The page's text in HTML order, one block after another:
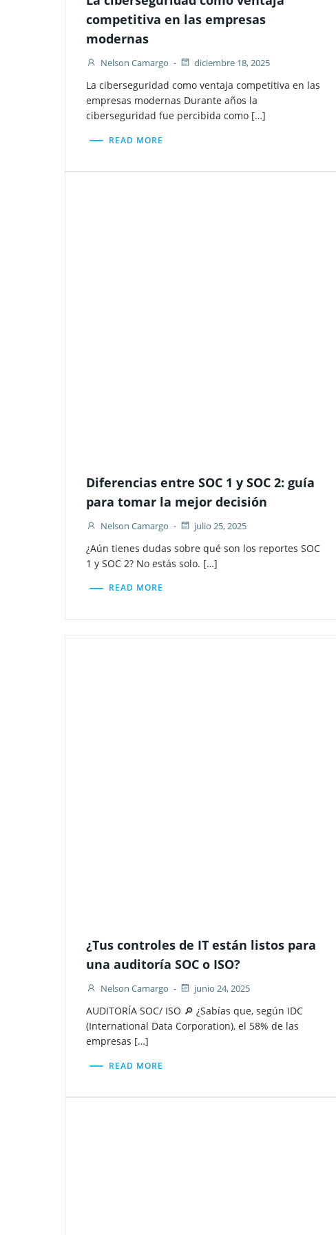
competitiva en las empresas
modernas
Nelson Camargo - diciembre 18, 2025
La ciberseguridad como ventaja competitiva en las
empresas modernas Durante años la
ciberseguridad fue percibida como […]
READ MORE
Diferencias entre SOC 1 y SOC 2: guía
para tomar la mejor decisión
Nelson Camargo - julio 25, 2025
¿Aún tienes dudas sobre qué son los reportes SOC
1 y SOC 2? No estás solo. […]
READ MORE
¿Tus controles de IT están listos para
una auditoría SOC o ISO?
Nelson Camargo - junio 24, 2025
AUDITORÍA SOC/ ISO 🔎 ¿Sabías que, según IDC
(International Data Corporation), el 58% de las
empresas […]
READ MORE